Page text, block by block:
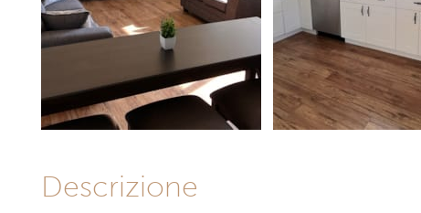
Descrizione